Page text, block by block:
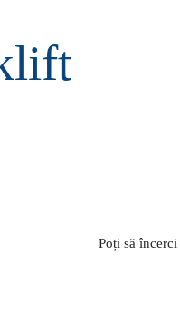
Poți să încerci